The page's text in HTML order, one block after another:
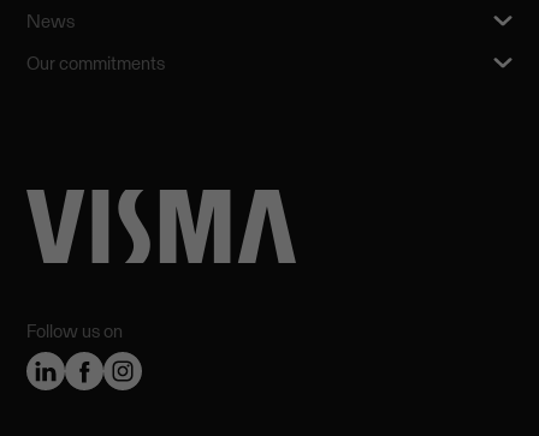
Follow us on
News
Our commitments